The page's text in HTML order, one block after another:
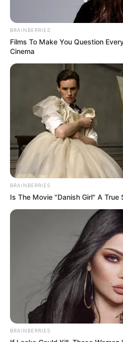
BRAINBERRIES
Films To Make You Question
Cinema
BRAINBERRIES
Is The Movie "Danish Girl" A True
BRAINBERRIES